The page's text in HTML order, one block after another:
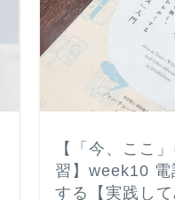
【「今、ここ
習】week10 電
する【実践して